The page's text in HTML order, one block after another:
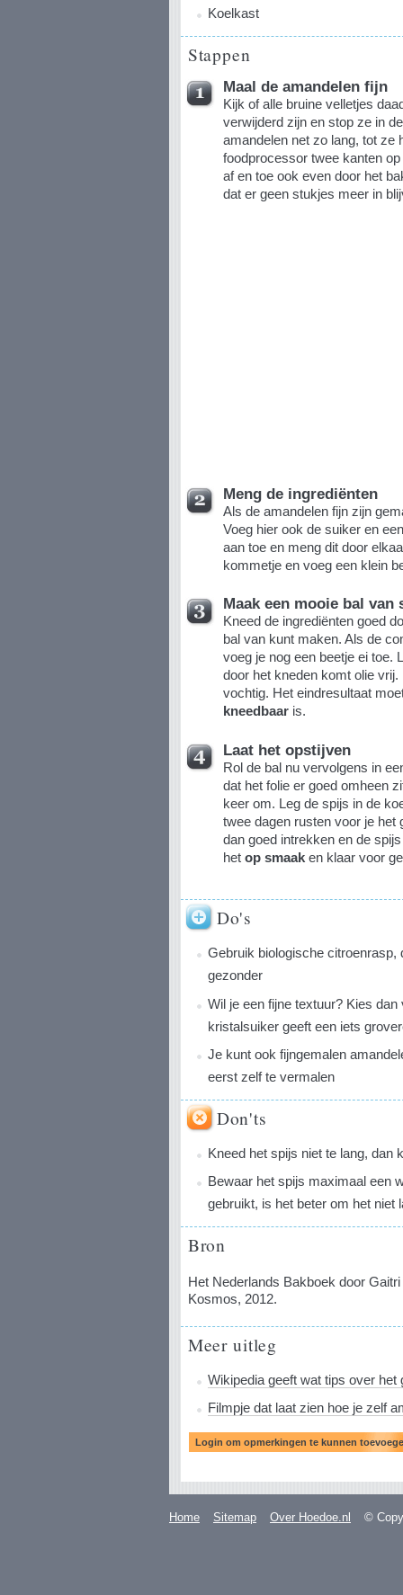
Koelkast
Stappen
Maal de amandelen fijn
Kijk of alle bruine velletjes
verwijderd zijn en stop ze in
amandelen net zo lang, tot ze
foodprocessor twee kanten
af en toe ook even door het
dat er geen stukjes meer in
Meng de ingrediënten
Als de amandelen fijn zijn
Voeg hier ook de suiker en
aan toe en meng dit door
kommetje en voeg een klein
Maak een mooie bal van
Kneed de ingrediënten goed
bal van kunt maken. Als de
voeg je nog een beetje ei toe.
door het kneden komt olie
vochtig. Het eindresultaat
kneedbaaris.
Laat het opstijven
Rol de bal nu vervolgens in
dat het folie er goed omheen
keer om. Leg de spijs in de
twee dagen rusten voor je
dan goed intrekken en de
het op smaaken klaar voor
Do's
Gebruik biologische citroenrasp,
gezonder
Wil je een fijne textuur? Kies
kristalsuiker geeft een iets
Je kunt ook fijngemalen
eerst zelf te vermalen
Don'ts
Kneed het spijs niet te lang, dan
Bewaar het spijs maximaal een
gebruikt, is het beter om het niet
Bron
Het Nederlands Bakboek door
Kosmos, 2012.
Meer uitleg
Wikipedia geeft wat tips over
Filmpje dat laat zien hoe je zelf
Home Sitemap Over Hoedoe.nl ©